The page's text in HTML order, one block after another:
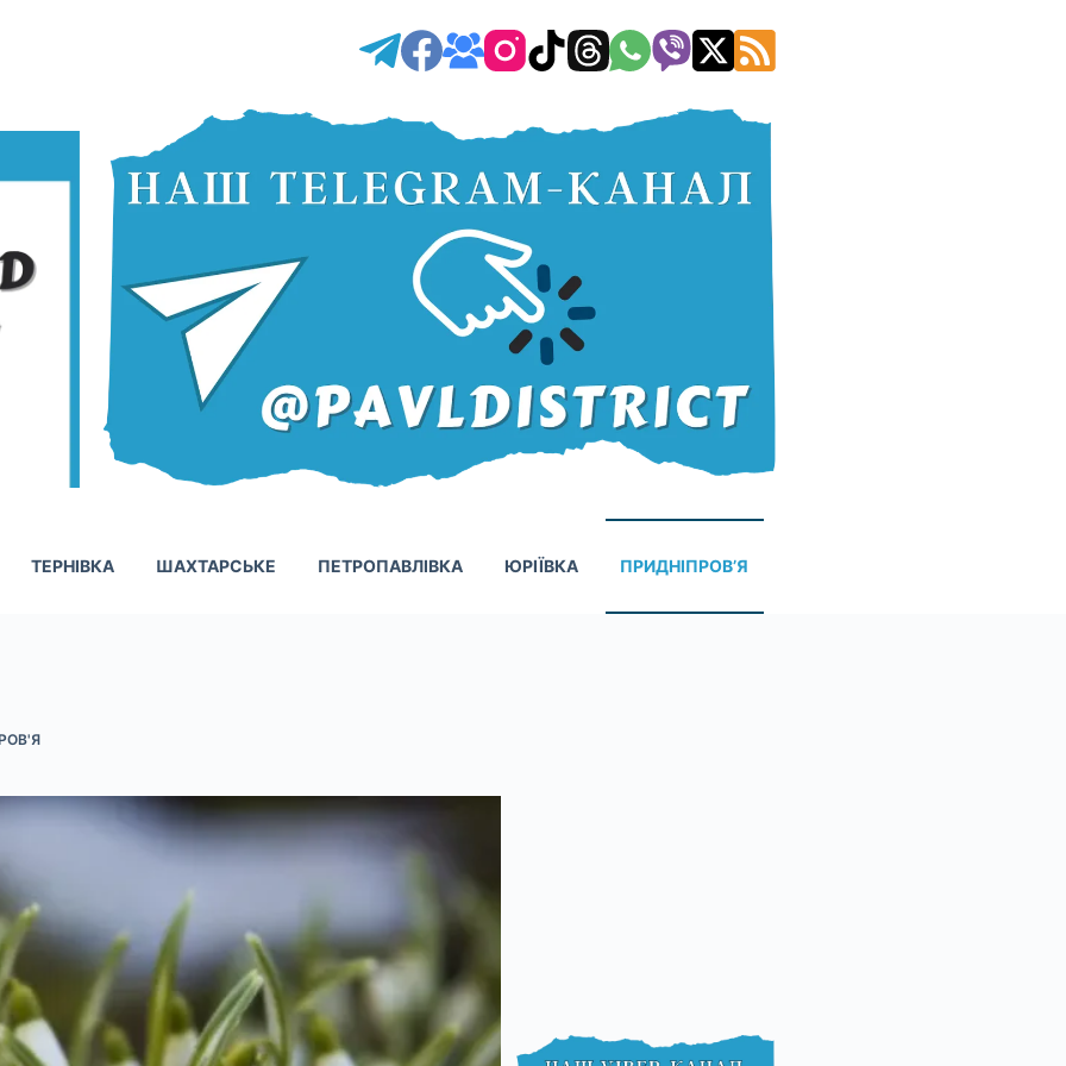
ТЕРНІВКА ШАХТАРСЬКЕ ПЕТРОПАВЛІВКА ЮРІЇВКА ПРИДНІПРОВ’Я